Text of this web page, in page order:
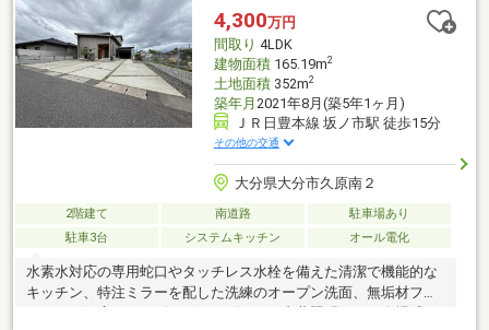
暮らしにも寄り添ってくれます。現況でのお引渡しとなるため、
少しずつ手を加えながら、自分たちらしい住まいに整えていく楽
しみも。敷地内には駐車場1台分を確保しています。
4,300万円
間取り 4LDK
建物面積165.19m2
土地面積352m2
築年月 2021年8月(築5年1ヶ月)
ＪＲ日豊本線 坂ノ市駅 徒歩15分
その他の交通
大分県大分市久原南２
2階建て 南道路
駐車場あり
駐車3台
システムキッチン オール電化
水素水対応の専用蛇口やタッチレス水栓を備えた清潔で機能的な
キッチン、特注ミラーを配した洗練のオープン洗面、無垢材フロ
ーリングが広がるリビング。スピーカー内蔵照明による臨場感あ